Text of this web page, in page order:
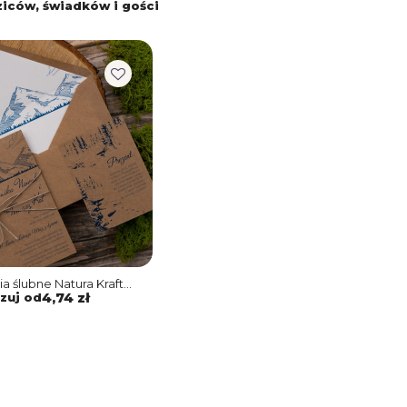
świadków i gości
ślubne Natura Kraft
gór z ekologicznym
i wkładką
od4,74 zł